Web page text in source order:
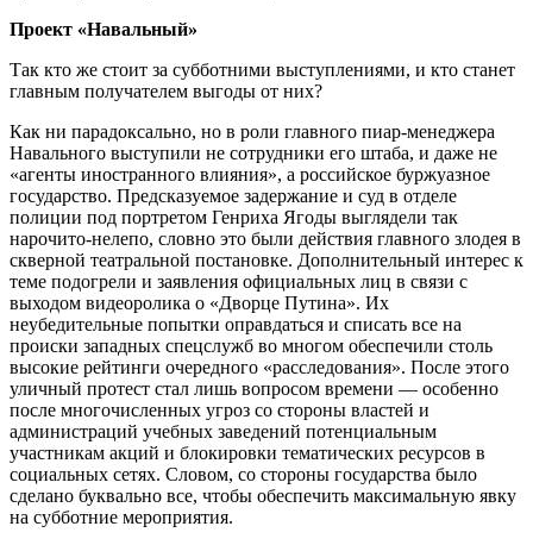
Проект «Навальный»
Так кто же стоит за субботними выступлениями, и кто станет
главным получателем выгоды от них?
Как ни парадоксально, но в роли главного пиар-менеджера
Навального выступили не сотрудники его штаба, и даже не
«агенты иностранного влияния», а российское буржуазное
государство. Предсказуемое задержание и суд в отделе
полиции под портретом Генриха Ягоды выглядели так
нарочито-нелепо, словно это были действия главного злодея в
скверной театральной постановке. Дополнительный интерес к
теме подогрели и заявления официальных лиц в связи с
выходом видеоролика о «Дворце Путина». Их
неубедительные попытки оправдаться и списать все на
происки западных спецслужб во многом обеспечили столь
высокие рейтинги очередного «расследования». После этого
уличный протест стал лишь вопросом времени — особенно
после многочисленных угроз со стороны властей и
администраций учебных заведений потенциальным
участникам акций и блокировки тематических ресурсов в
социальных сетях. Словом, со стороны государства было
сделано буквально все, чтобы обеспечить максимальную явку
на субботние мероприятия.